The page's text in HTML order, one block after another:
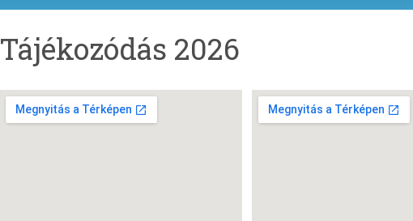
Tájékozódás 2026